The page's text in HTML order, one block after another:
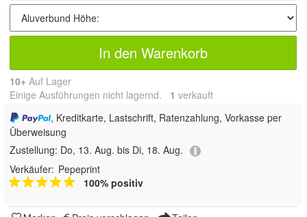
In den Warenkorb
10+ Auf Lager
Einige Ausführungen nicht lagernd. 1 verkauft
, Kreditkarte, Lastschrift, Ratenzahlung, Vorkasse per
Überweisung
Zustellung: Do, 13. Aug. bis Di, 18. Aug.
Verkäufer: Pepeprint
100% positiv